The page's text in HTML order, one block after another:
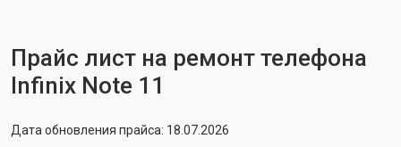
Прайс лист на ремонт телефона
Infinix Note 11
Дата обновления прайса: 18.07.2026